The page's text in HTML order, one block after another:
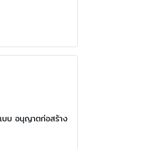
บบ อนุญาตก่อสร้าง